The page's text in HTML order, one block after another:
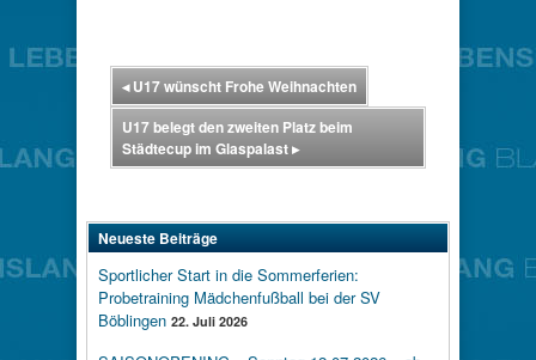
◂U17 wünscht Frohe Weihnachten
U17 belegt den zweiten Platz beim
Städtecup im Glaspalast▸
Neueste Beiträge
Sportlicher Start in die Sommerferien:
Probetraining Mädchenfußball bei der SV
Böblingen 22. Juli 2026